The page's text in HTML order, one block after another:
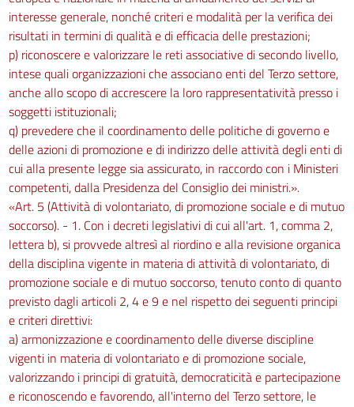
interesse generale, nonché criteri e modalità per la verifica dei
risultati in termini di qualità e di efficacia delle prestazioni;
p) riconoscere e valorizzare le reti associative di secondo livello,
intese quali organizzazioni che associano enti del Terzo settore,
anche allo scopo di accrescere la loro rappresentatività presso i
soggetti istituzionali;
q) prevedere che il coordinamento delle politiche di governo e
delle azioni di promozione e di indirizzo delle attività degli enti di
cui alla presente legge sia assicurato, in raccordo con i Ministeri
competenti, dalla Presidenza del Consiglio dei ministri.».
«Art. 5 (Attività di volontariato, di promozione sociale e di mutuo
soccorso). - 1. Con i decreti legislativi di cui all'art. 1, comma 2,
lettera b), si provvede altresì al riordino e alla revisione organica
della disciplina vigente in materia di attività di volontariato, di
promozione sociale e di mutuo soccorso, tenuto conto di quanto
previsto dagli articoli 2, 4 e 9 e nel rispetto dei seguenti principi
e criteri direttivi:
a) armonizzazione e coordinamento delle diverse discipline
vigenti in materia di volontariato e di promozione sociale,
valorizzando i principi di gratuità, democraticità e partecipazione
e riconoscendo e favorendo, all'interno del Terzo settore, le